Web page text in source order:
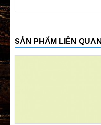
SẢN PHẨM LIÊN QUAN